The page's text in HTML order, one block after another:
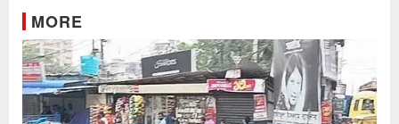
MORE